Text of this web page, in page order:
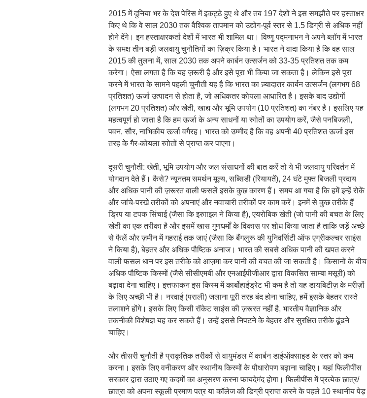
2015 में दुनिया भर के देश पेरिस में इकट्ठे हुए थे और तब 197 देशों ने इस समझौते पर हस्ताक्षर
किए थे कि वे साल 2030 तक वैश्विक तापमान को उद्योग-पूर्व स्तर से 1.5 डिग्री से अधिक नहीं
होने देंगे। इन हस्ताक्षरकर्ता देशों में भारत भी शामिल था। विष्णु पद्मनाभन ने अपने ब्लॉग में भारत
के समक्ष तीन बड़ी जलवायु चुनौतियों का ज़िक्र किया है। भारत ने वादा किया है कि वह साल
2015 की तुलना में, साल 2030 तक अपने कार्बन उत्सर्जन को 33-35 प्रतिशत तक कम
करेगा। ऐसा लगता है कि यह ज़रूरी है और इसे पूरा भी किया जा सकता है। लेकिन इसे पूरा
करने में भारत के सामने पहली चुनौती यह है कि भारत का ज़्यादातर कार्बन उत्सर्जन (लगभग 68
प्रतिशत) ऊर्जा उत्पादन से होता है, जो अधिकतर कोयला आधारित है। इसके बाद उद्योगों
(लगभग 20 प्रतिशत) और खेती, खाद्य और भूमि उपयोग (10 प्रतिशत) का नंबर है। इसलिए यह
महत्वपूर्ण हो जाता है कि हम ऊर्जा के अन्य साधनों या रुाोतों का उपयोग करें, जैसे पनबिजली,
पवन, सौर, नाभिकीय ऊर्जा वगैरह। भारत को उम्मीद है कि वह अपनी 40 प्रतिशत ऊर्जा इस
तरह के गैर-कोयला रुाोतों से प्राप्त कर पाएगा।
दूसरी चुनौती: खेती, भूमि उपयोग और जल संसाधनों की बात करें तो ये भी जलवायु परिवर्तन में
योगदान देते हैं। कैसे? न्यूनतम समर्थन मूल्य, सब्सिडी (रियायतें), 24 घंटे मुफ्त बिजली प्रदाय
और अधिक पानी की ज़रूरत वाली फसलें इसके कुछ कारण हैं। समय आ गया है कि हमें इन्हें रोकें
और जांचे-परखे तरीकों को अपनाएं और नवाचारी तरीकों पर काम करें। इनमें से कुछ तरीके हैं
ड्रिप या टपक सिंचाई (जैसा कि इरुााइल ने किया है), एयरोबिक खेती (जो पानी की बचत के लिए
खेती का एक तरीका है और इसमें खास गुणधर्मों के विकास पर शोध किया जाता है ताकि जड़ें अच्छे
से फैलें और ज़मीन में गहराई तक जाएं (जैसा कि बैंगलुरू की युनिवर्सिटी ऑफ एग्रीकल्चर साइंस
ने किया है), बेहतर और अधिक पौष्टिक अनाज। भारत की सबसे अधिक पानी की खपत करने
वाली फसल धान पर इस तरीके को आज़मा कर पानी की बचत की जा सकती है। किसानों के बीच
अधिक पौष्टिक किस्मों (जैसे सीसीएमबी और एनआईपीजीआर द्वारा विकसित साम्बा मसूरी) को
बढ़ावा देना चाहिए। इत्तफाकन इस किस्म में कार्बोहाईड्रेट भी कम है तो यह डायबिटीज़ के मरीज़ों
के लिए अच्छी भी है। नरवाई (पराली) जलाना पूरी तरह बंद होना चाहिए, हमें इसके बेहतर रास्ते
तलाशने होंगे। इसके लिए किसी रॉकेट साइंस की ज़रूरत नहीं है, भारतीय वैज्ञानिक और
तकनीकी विशेषज्ञ यह कर सकते हैं। उन्हें इससे निपटने के बेहतर और सुरक्षित तरीके ढूंढने
चाहिए।
और तीसरी चुनौती है प्राकृतिक तरीकों से वायुमंडल में कार्बन डाईऑक्साइड के स्तर को कम
करना। इसके लिए वनीकरण और स्थानीय किस्मों के पौधारोपण बढ़ाना चाहिए। यहां फिलीपींस
सरकार द्वारा उठाए गए कदमों का अनुसरण करना फायदेमंद होगा। फिलीपींस में प्रत्येक छात्र/
छात्रा को अपना स्कूली प्रमाण पत्र या कॉलेज की डिग्री प्राप्त करने के पहले 10 स्थानीय पेड़